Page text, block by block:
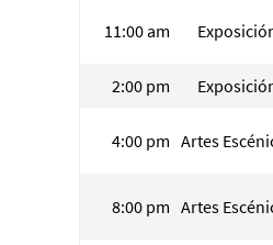
11:00 am
2:00 pm
4:00 pm Artes
8:00 pm Artes